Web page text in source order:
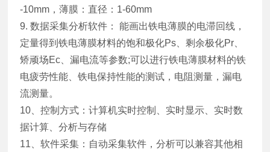
-10mm，薄膜：直径：1-60mm
9. 数据采集分析软件： 能画出铁电薄膜的电滞回线，
定量得到铁电薄膜材料的饱和极化Ps、剩余极化Pr、
矫顽场Ec、漏电流等参数;可以进行铁电薄膜材料的铁
电疲劳性能、铁电保持性能的测试，电阻测量，漏电
流测量。
10、控制方式：计算机实时控制、实时显示、实时数
据计算、分析与存储
11、软件采集：自动采集软件，分析可以兼容其他相